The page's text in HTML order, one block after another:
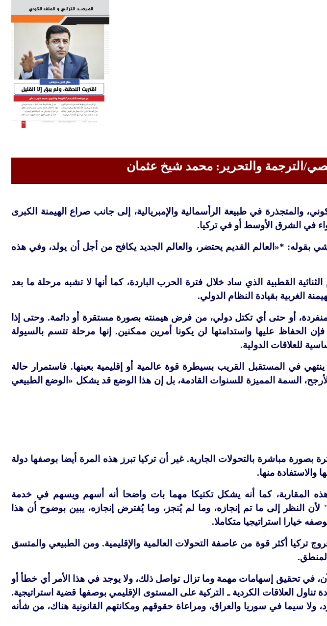
الترجمة والتحرير: محمد شيخ عثمان
والمتجذرة في طبيعة الرأسمالية والإمبريالية، إلى جانب صراع الهيمنة الكبرى
في الشرق الأوسط أو في تركيا.
بقوله: *«العالم القديم يحتضر، والعالم الجديد يكافح من أجل أن يولد، وفي هذه
القطبية الذي ساد خلال فترة الحرب الباردة، كما أنها لا تشبه مرحلة ما بعد
الغربية بقيادة النظام الدولي.
أو حتى أي تكتل دولي، من فرض هيمنته بصورة مستقرة أو دائمة. وحتى إذا
عليها واستدامتها لن يكونا أمرين ممكنين. إنها مرحلة تتسم بالسيولة
للعلاقات الدولية.
في المستقبل القريب بسيطرة قوة عالمية أو إقليمية بعينها. فاستمرار حالة
السمة المميزة للسنوات القادمة، بل إن هذا الوضع قد يشكل «الوضع الطبيعي
بصورة مباشرة بالتحولات الجارية. غير أن تركيا تبرز هذه المرة أيضا بوصفها دولة
والاستفادة منها.
المقاربة، كما أنه يشكل تكتيكا مهما بات واضحا أنه أسهم ويسهم في خدمة
لأن النظر إلى ما تم إنجازه، وما لم يُنجز، وما يُفترض إنجازه، يبين بوضوح أن هذا
خيارا استراتيجيا متكاملا.
تركيا أكثر قوة من عاصفة التحولات العالمية والإقليمية. ومن الطبيعي والمتسق
المنطق.
في تحقيق إسهامات مهمة وما تزال تواصل ذلك، ولا يوجد في هذا الأمر أي خطأ أو
العلاقات الكردية ـ التركية على المستوى الإقليمي بوصفها قضية استراتيجية.
ولا سيما في سوريا والعراق، ومراعاة حقوقهم ومكانتهم القانونية هناك، من شأنه